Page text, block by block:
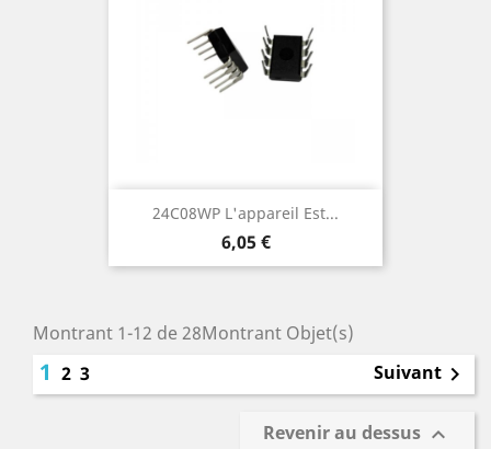
24C08WP L'appareil Est...
Prix
6,05 €
Montrant 1-12 de 28Montrant Objet(s)
1 2 3 Suivant 
Revenir au dessus 